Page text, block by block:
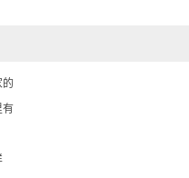
的
有